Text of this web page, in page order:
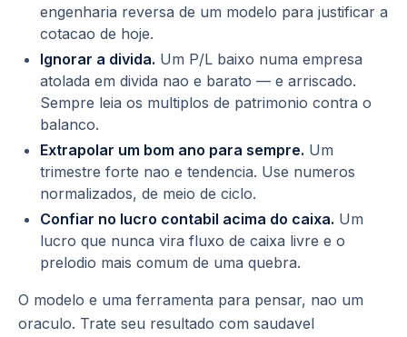
engenharia reversa de um modelo para justificar a
cotacao de hoje.
Ignorar a divida. Um P/L baixo numa empresa
atolada em divida nao e barato — e arriscado.
Sempre leia os multiplos de patrimonio contra o
balanco.
Extrapolar um bom ano para sempre. Um
trimestre forte nao e tendencia. Use numeros
normalizados, de meio de ciclo.
Confiar no lucro contabil acima do caixa. Um
lucro que nunca vira fluxo de caixa livre e o
prelodio mais comum de uma quebra.
O modelo e uma ferramenta para pensar, nao um
oraculo. Trate seu resultado com saudavel